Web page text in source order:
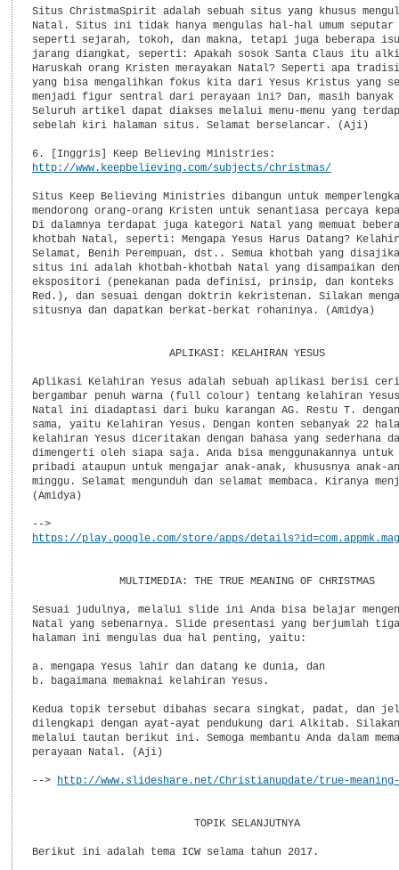
Situs ChristmaSpirit adalah sebuah situs yang khusus
Natal. Situs ini tidak hanya mengulas hal-hal umum
seperti sejarah, tokoh, dan makna, tetapi juga beberapa
jarang diangkat, seperti: Apakah sosok Santa Claus itu
Haruskah orang Kristen merayakan Natal? Seperti apa
yang bisa mengalihkan fokus kita dari Yesus Kristus yang
menjadi figur sentral dari perayaan ini? Dan, masih
Seluruh artikel dapat diakses melalui menu-menu yang
sebelah kiri halaman situs. Selamat berselancar. (Aji)
http://www.keepbelieving.com/subjects/christmas/
Situs Keep Believing Ministries dibangun untuk
mendorong orang-orang Kristen untuk senantiasa percaya
Di dalamnya terdapat juga kategori Natal yang memuat
khotbah Natal, seperti: Mengapa Yesus Harus Datang?
Selamat, Benih Perempuan, dst.. Semua khotbah yang
situs ini adalah khotbah-khotbah Natal yang disampaikan
ekspositori (penekanan pada definisi, prinsip, dan konteks
Red.), dan sesuai dengan doktrin kekristenan. Silakan
situsnya dan dapatkan berkat-berkat rohaninya. (Amidya)
                      APLIKASI: KELAHIRAN YESUS
Aplikasi Kelahiran Yesus adalah sebuah aplikasi berisi
bergambar penuh warna (full colour) tentang kelahiran
Natal ini diadaptasi dari buku karangan AG. Restu T.
sama, yaitu Kelahiran Yesus. Dengan konten sebanyak 22
kelahiran Yesus diceritakan dengan bahasa yang sederhana
dimengerti oleh siapa saja. Anda bisa menggunakannya
pribadi ataupun untuk mengajar anak-anak, khususnya anak-
minggu. Selamat mengunduh dan selamat membaca. Kiranya
(Amidya)
https://play.google.com/store/apps/
              MULTIMEDIA: THE TRUE MEANING OF CHRISTMAS
Sesuai judulnya, melalui slide ini Anda bisa belajar
Natal yang sebenarnya. Slide presentasi yang berjumlah
halaman ini mengulas dua hal penting, yaitu:
a. mengapa Yesus lahir dan datang ke dunia, dan
b. bagaimana memaknai kelahiran Yesus.
Kedua topik tersebut dibahas secara singkat, padat, dan
dilengkapi dengan ayat-ayat pendukung dari Alkitab. Silakan
melalui tautan berikut ini. Semoga membantu Anda dalam
perayaan Natal. (Aji)
--> http://www.slideshare.net/Christianupdate/true-
                          TOPIK SELANJUTNYA
Berikut ini adalah tema ICW selama tahun 2017.